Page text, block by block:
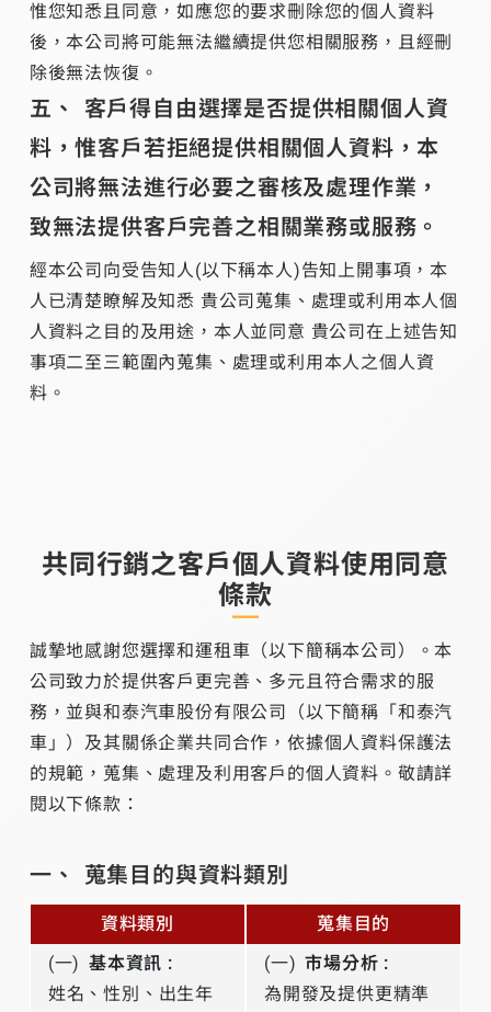
惟您知悉且同意，如應您的要求刪除您的個人資料
後，本公司將可能無法繼續提供您相關服務，且經刪
除後無法恢復。
客戶得自由選擇是否提供相關個人資
料，惟客戶若拒絕提供相關個人資料，本
公司將無法進行必要之審核及處理作業，
致無法提供客戶完善之相關業務或服務。
經本公司向受告知人(以下稱本人)告知上開事項，本
人已清楚瞭解及知悉 貴公司蒐集、處理或利用本人個
人資料之目的及用途，本人並同意 貴公司在上述告知
事項二至三範圍內蒐集、處理或利用本人之個人資
料。
共同行銷之客戶個人資料使用同意
條款
誠摯地感謝您選擇和運租車（以下簡稱本公司）。本
公司致力於提供客戶更完善、多元且符合需求的服
務，並與和泰汽車股份有限公司（以下簡稱「和泰汽
車」）及其關係企業共同合作，依據個人資料保護法
的規範，蒐集、處理及利用客戶的個人資料。敬請詳
閱以下條款：
蒐集目的與資料類別
資料類別
(一) 基本資訊 :
姓名、性別、出生年
蒐集目的
(一) 市場分析 :
為開發及提供更精準